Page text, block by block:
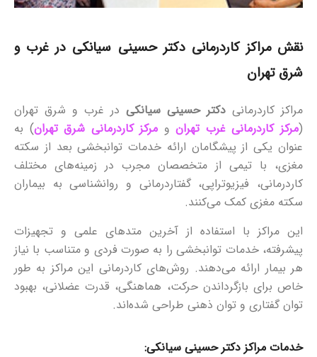
نقش مراکز کاردرمانی دکتر حسینی سیانکی در غرب و
شرق تهران
مراکز کاردرمانی دکتر حسینی سیانکی در غرب و شرق تهران
(مرکز کاردرمانی غرب تهرانو مرکز کاردرمانی شرق تهران) به
عنوان یکی از پیشگامان ارائه خدمات توانبخشی بعد از سکته
مغزی، با تیمی از متخصصان مجرب در زمینه‌های مختلف
کاردرمانی، فیزیوتراپی، گفتاردرمانی و روانشناسی به بیماران
سکته مغزی کمک می‌کنند.
این مراکز با استفاده از آخرین متدهای علمی و تجهیزات
پیشرفته، خدمات توانبخشی را به صورت فردی و متناسب با نیاز
هر بیمار ارائه می‌دهند. روش‌های کاردرمانی این مراکز به طور
خاص برای بازگرداندن حرکت، هماهنگی، قدرت عضلانی، بهبود
توان گفتاری و توان ذهنی طراحی شده‌اند.
خدمات مراکز دکتر حسینی سیانکی: